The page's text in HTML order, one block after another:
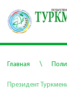
Главная \
Президент